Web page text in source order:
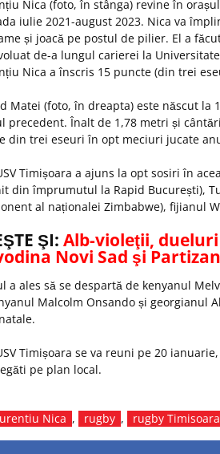
Nica (foto, în stânga) revine în
iulie 2021-august 2023. Nica va
și joacă pe postul de pilier. El a
de-a lungul carierei la
Nica a înscris 15 puncte (din trei
Matei (foto, în dreapta) este născut la
precedent. Înalt de 1,78 metri și
din trei eseuri în opt meciuri jucate
Timișoara a ajuns la opt sosiri în
din împrumutul la Rapid București),
al naționalei Zimbabwe), fijianul
ŞI: Alb-violeţii,
Novi Sad şi
a ales să se despartă de kenyanul
Malcolm Onsando și georgianul
Timișoara se va reuni pe 20
pe plan local.
Nica , rugby , rugby Timisoara